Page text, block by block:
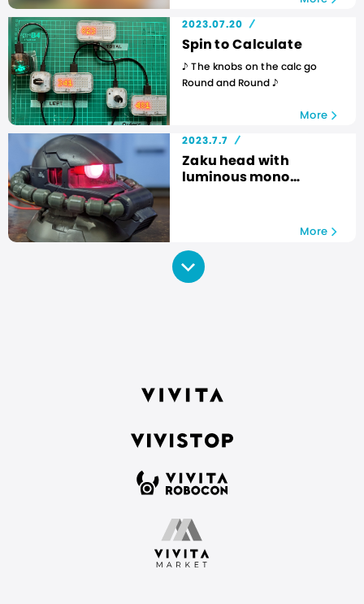
2023.07.20
Spin to Calculate
♪ The knobs on the calc go
Round and Round ♪
More
2023.7.7
Zaku head with
luminous mono
More
2023.5.12
Spooling
Pinball Hockey
ン！
2023.4.7
Rabbit-Tank
ペットボトルだけで、超速いロボッ
トをつくってみました！